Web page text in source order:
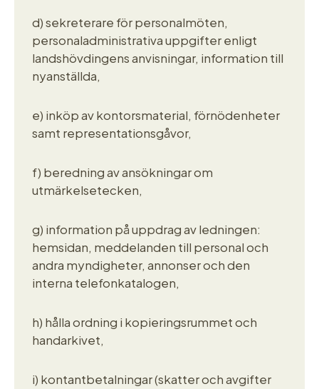
d) sekreterare för personalmöten,
personaladministrativa uppgifter enligt
landshövdingens anvisningar, information till
nyanställda,
e) inköp av kontorsmaterial, förnödenheter
samt representationsgåvor,
f) beredning av ansökningar om
utmärkelsetecken,
g) information på uppdrag av ledningen:
hemsidan, meddelanden till personal och
andra myndigheter, annonser och den
interna telefonkatalogen,
h) hålla ordning i kopieringsrummet och
handarkivet,
i) kontantbetalningar (skatter och avgifter